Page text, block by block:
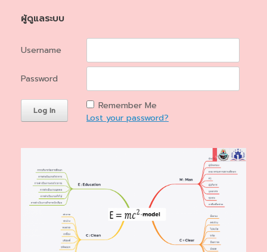
ผู้ดูแลระบบ
Username
Password
Remember Me
Lost your password?